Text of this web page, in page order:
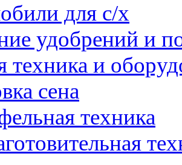
для с/х
удобрений и
техника и
сена
техника